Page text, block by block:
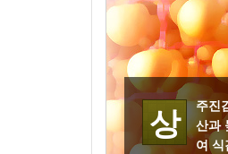
상
주진
산과
여